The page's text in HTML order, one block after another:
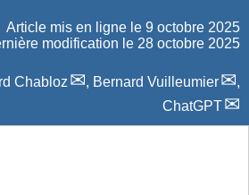
Article mis en ligne le 9 octobre 2025
modification le 28 octobre 2025
Chabloz , Bernard Vuilleumier
,
ChatGPT